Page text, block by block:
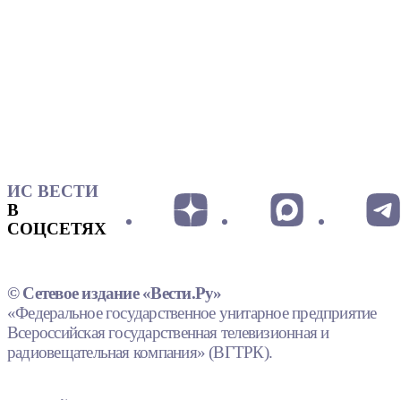
ИС ВЕСТИ
В
СОЦСЕТЯХ
© Сетевое издание «Вести.Ру»
«Федеральное государственное унитарное предприятие
Всероссийская государственная телевизионная и
радиовещательная компания» (ВГТРК).